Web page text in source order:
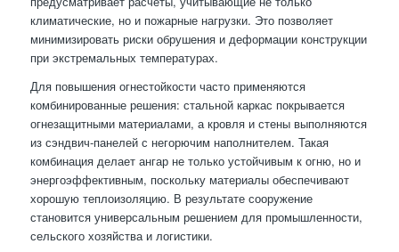
климатические, но и пожарные нагрузки. Это позволяет
минимизировать риски обрушения и деформации конструкции
при экстремальных температурах.
Для повышения огнестойкости часто применяются
комбинированные решения: стальной каркас покрывается
огнезащитными материалами, а кровля и стены выполняются
из сэндвич-панелей с негорючим наполнителем. Такая
комбинация делает ангар не только устойчивым к огню, но и
энергоэффективным, поскольку материалы обеспечивают
хорошую теплоизоляцию. В результате сооружение
становится универсальным решением для промышленности,
сельского хозяйства и логистики.